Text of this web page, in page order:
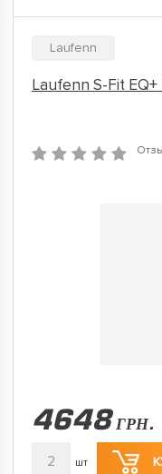
Laufenn
Laufenn S-Fit EQ+
4648 ГРН.
2 шт